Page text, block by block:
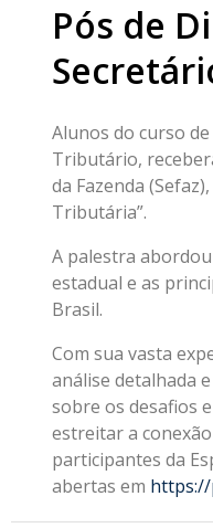
Pós de
Alunos do curso
Tributário,
da Fazenda
Tributária”.
A palestra
estadual e as
Brasil.
Com sua vasta
análise detalhada
sobre os desafios
estreitar a
participantes da
abertas em